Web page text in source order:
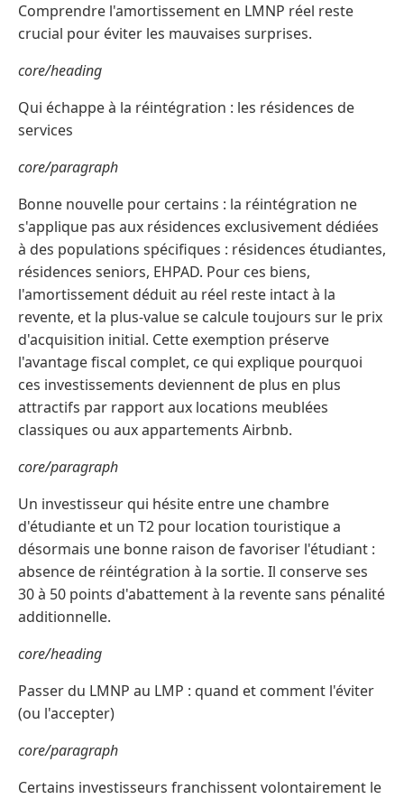
Comprendre l'amortissement en LMNP réel reste
crucial pour éviter les mauvaises surprises.
core/heading
Qui échappe à la réintégration : les résidences de
services
core/paragraph
Bonne nouvelle pour certains : la réintégration ne
s'applique pas aux résidences exclusivement dédiées
à des populations spécifiques : résidences étudiantes,
résidences seniors, EHPAD. Pour ces biens,
l'amortissement déduit au réel reste intact à la
revente, et la plus-value se calcule toujours sur le prix
d'acquisition initial. Cette exemption préserve
l'avantage fiscal complet, ce qui explique pourquoi
ces investissements deviennent de plus en plus
attractifs par rapport aux locations meublées
classiques ou aux appartements Airbnb.
core/paragraph
Un investisseur qui hésite entre une chambre
d'étudiante et un T2 pour location touristique a
désormais une bonne raison de favoriser l'étudiant :
absence de réintégration à la sortie. Il conserve ses
30 à 50 points d'abattement à la revente sans pénalité
additionnelle.
core/heading
Passer du LMNP au LMP : quand et comment l'éviter
(ou l'accepter)
core/paragraph
Certains investisseurs franchissent volontairement le